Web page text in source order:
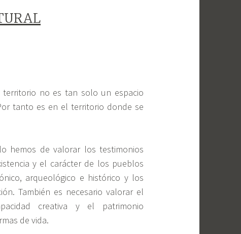
no es tan solo un espacio
tanto es en el territorio donde se
hemos de valorar los testimonios
y el carácter de los pueblos
arqueológico e histórico y los
También es necesario valorar el
creativa y el patrimonio
de vida.